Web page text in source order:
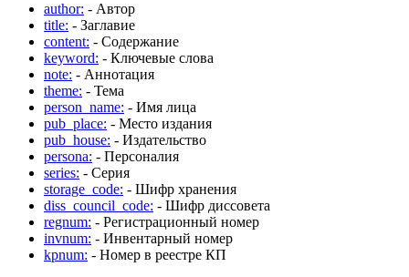
author: - Автор
title: - Заглавие
content: - Содержание
keyword: - Ключевые слова
note: - Аннотация
theme: - Тема
person_name: - Имя лица
pub_place: - Место издания
pub_house: - Издательство
persona: - Персоналия
series: - Серия
storage_code: - Шифр хранения
diss_council_code: - Шифр диссовета
regnum: - Регистрационный номер
invnum: - Инвентарный номер
kpnum: - Номер в реестре КП